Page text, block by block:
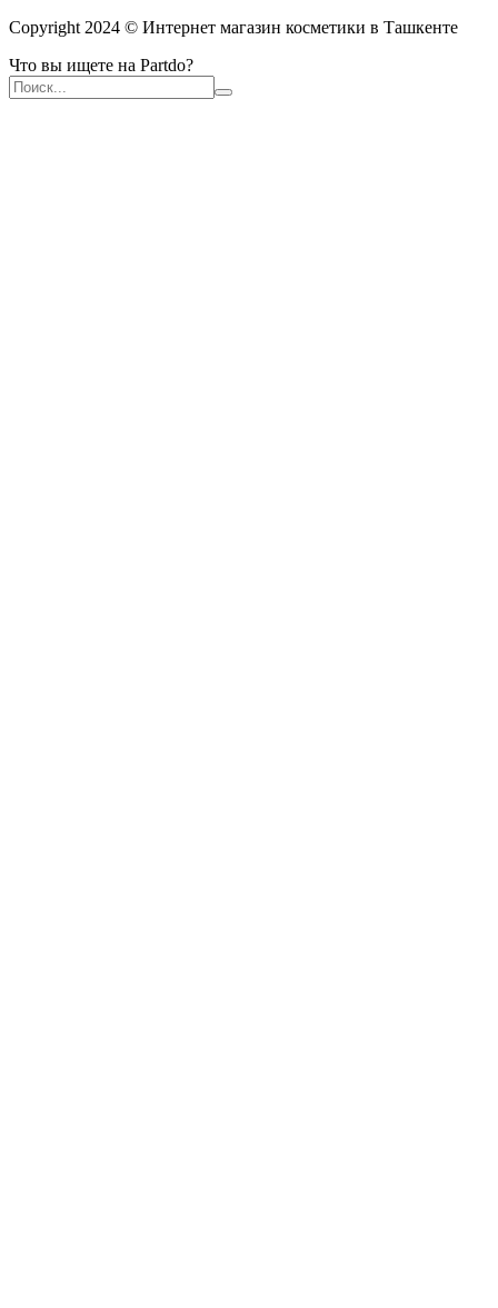
Copyright 2024 © Интернет магазин косметики в Ташкенте
Что вы ищете на Partdo?